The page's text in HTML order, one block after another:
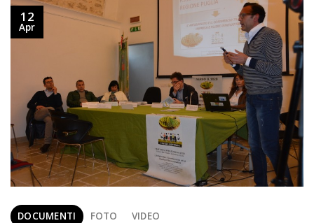
12
Apr
DOCUMENTI FOTO VIDEO